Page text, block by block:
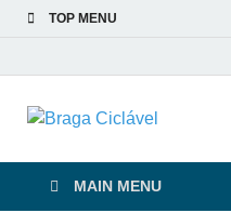
TOP MENU
MAIN MENU